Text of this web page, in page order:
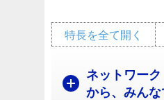
特長を全て開く
ネットワー
から、みん